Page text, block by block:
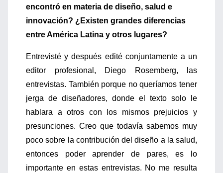
encontró en materia de diseño, salud e
innovación? ¿Existen grandes diferencias
entre América Latina y otros lugares?
Entrevisté y después edité conjuntamente a un
editor profesional, Diego Rosemberg, las
entrevistas. También porque no queríamos tener
jerga de diseñadores, donde el texto solo le
hablara a otros con los mismos prejuicios y
presunciones. Creo que todavía sabemos muy
poco sobre la contribución del diseño a la salud,
entonces poder aprender de pares, es lo
importante en estas entrevistas. No me resulta